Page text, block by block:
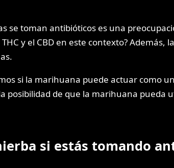
se toman antibióticos es una
y el CBD en este contexto?
si la marihuana puede actuar como
posibilidad de que la marihuana
si estás tomando